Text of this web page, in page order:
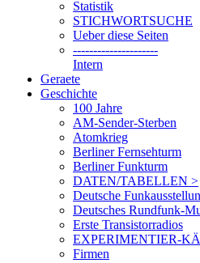
Statistik
STICHWORTSUCHE
Ueber diese Seiten
---------------------
Intern
Geraete
Geschichte
100 Jahre
AM-Sender-Sterben
Atomkrieg
Berliner Fernsehturm
Berliner Funkturm
DATEN/TABELLEN >
Deutsche
Deutsches Rundfunk-
Erste Transistorradios
EXPERIMENTIER-
Firmen